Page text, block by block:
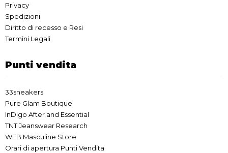
Privacy
Spedizioni
Diritto di recesso e Resi
Termini Legali
Punti vendita
33sneakers
Pure Glam Boutique
InDigo After and Essential
TNT Jeanswear Research
WEB Masculine Store
Orari di apertura Punti Vendita